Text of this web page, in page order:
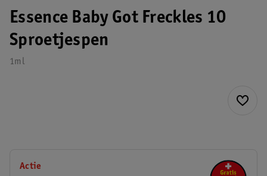
Essence Baby Got Freckles 10
Sproetjespen
1ml
Actie